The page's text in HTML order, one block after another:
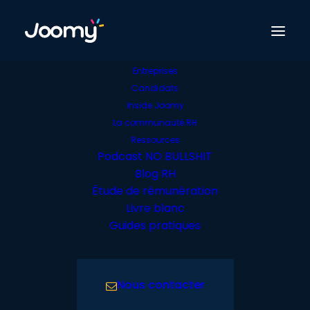
Entreprises
Candidats
Inside Joomy
La communauté RH
Ressources
Podcast NO BULLSHIT
Blog RH
Étude de rémunération
Livre blanc
Guides pratiques
Nous contacter
Le Blog
Comment bien
préparer sa prise de
poste ?
Comment bien préparer sa prise de